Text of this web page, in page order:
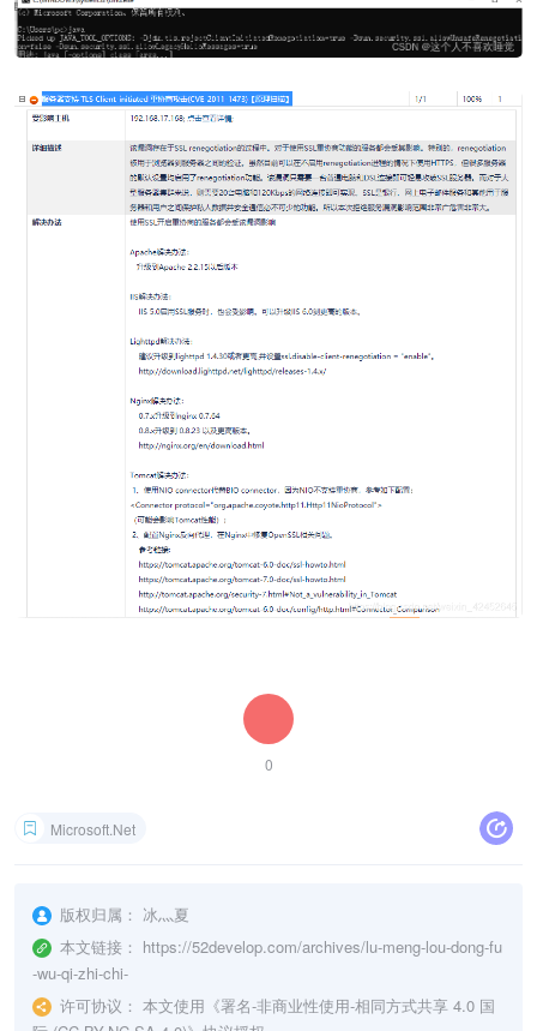
0
Microsoft.Net
版权归属： 冰灬夏
本文链接： https://52develop.com/archives/lu-meng-lou-dong-fu
-wu-qi-zhi-chi-
许可协议： 本文使用《署名-非商业性使用-相同方式共享 4.0 国